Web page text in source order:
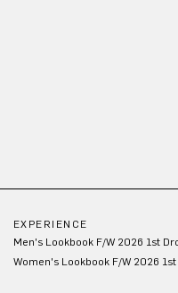
EXPERIENCE
Men's Lookbook F/W 2026 1st
Women's Lookbook F/W 2026 1st